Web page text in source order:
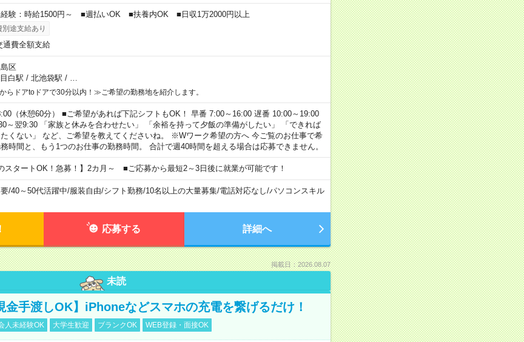
経験：時給1500円～ ■週払いOK ■扶養内OK ■日収1万2000円以上
別途支給あり
通費全額支給
区
目白駅 / 北池袋駅 / …
らドアtoドアで30分以内！≫ご希望の勤務地を紹介します。
（休憩60分） ■ご希望があれば下記シフトもOK！ 早番 7:00～16:00 遅番 10:00～19:00
～翌9:30 「家族と休みを合わせたい」 「余裕を持って夕飯の準備がしたい」 「できれば
くない」 など、ご希望を教えてくださいね。 ※Wワーク希望の方へ 今ご覧のお仕事で希
時間と、もう1つのお仕事の勤務時間。 合計で週40時間を超える場合は応募できません。
スタートOK！急募！】2カ月～ ■ご応募から最短2～3日後に就業が可能です！
/40～50代活躍中/服装自由/シフト勤務/10名以上の大量募集/電話対応なし/パソコンスキル
応募する 詳細へ
掲載日：2026.08.07
未読
金手渡しOK】iPhoneなどスマホの充電を繋げるだけ！
人未経験OK 大学生歓迎 ブランクOK WEB登録・面接OK